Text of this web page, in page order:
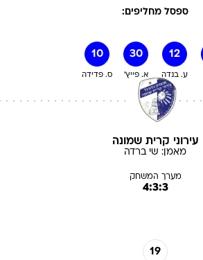
ספסל מחליפים:
10
ס. פדידה
30
א. פייץ'
12
ע. בנדה
עירוני קרית שמונה
מאמן: שי ברדה
מערך המשחק
4:3:3
19